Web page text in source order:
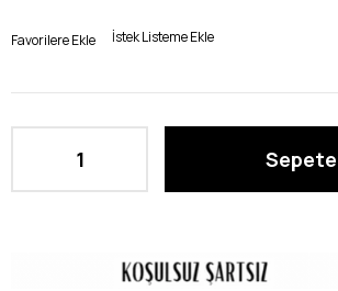
Favorilere Ekle İstek Listeme Ekle